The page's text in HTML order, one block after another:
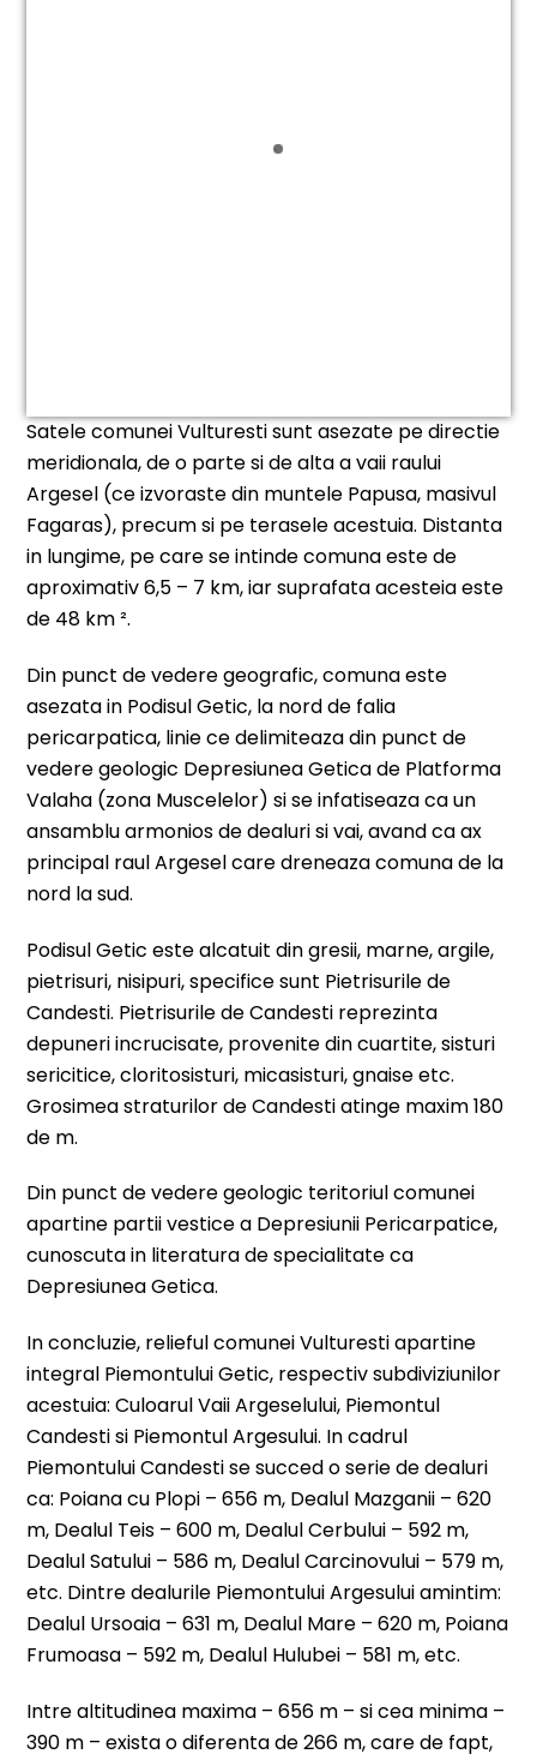
Satele comunei Vulturesti sunt asezate pe directie
meridionala, de o parte si de alta a vaii raului
Argesel (ce izvoraste din muntele Papusa, masivul
Fagaras), precum si pe terasele acestuia. Distanta
in lungime, pe care se intinde comuna este de
aproximativ 6,5 – 7 km, iar suprafata acesteia este
de 48 km ².
Din punct de vedere geografic, comuna este
asezata in Podisul Getic, la nord de falia
pericarpatica, linie ce delimiteaza din punct de
vedere geologic Depresiunea Getica de Platforma
Valaha (zona Muscelelor) si se infatiseaza ca un
ansamblu armonios de dealuri si vai, avand ca ax
principal raul Argesel care dreneaza comuna de la
nord la sud.
Podisul Getic este alcatuit din gresii, marne, argile,
pietrisuri, nisipuri, specifice sunt Pietrisurile de
Candesti. Pietrisurile de Candesti reprezinta
depuneri incrucisate, provenite din cuartite, sisturi
sericitice, cloritosisturi, micasisturi, gnaise etc.
Grosimea straturilor de Candesti atinge maxim 180
de m.
Din punct de vedere geologic teritoriul comunei
apartine partii vestice a Depresiunii Pericarpatice,
cunoscuta in literatura de specialitate ca
Depresiunea Getica.
In concluzie, relieful comunei Vulturesti apartine
integral Piemontului Getic, respectiv subdiviziunilor
acestuia: Culoarul Vaii Argeselului, Piemontul
Candesti si Piemontul Argesului. In cadrul
Piemontului Candesti se succed o serie de dealuri
ca: Poiana cu Plopi – 656 m, Dealul Mazganii – 620
m, Dealul Teis – 600 m, Dealul Cerbului – 592 m,
Dealul Satului – 586 m, Dealul Carcinovului – 579 m,
etc. Dintre dealurile Piemontului Argesului amintim:
Dealul Ursoaia – 631 m, Dealul Mare – 620 m, Poiana
Frumoasa – 592 m, Dealul Hulubei – 581 m, etc.
Intre altitudinea maxima – 656 m – si cea minima –
390 m – exista o diferenta de 266 m, care de fapt,